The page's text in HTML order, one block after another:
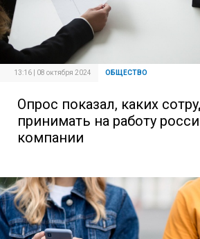
13:16 | 08 октября 2024 ОБЩЕСТВО
Опрос показал, каких
принимать на работу
компании